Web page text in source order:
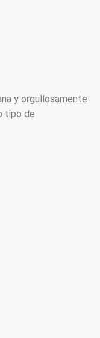
y orgullosamente
tipo de